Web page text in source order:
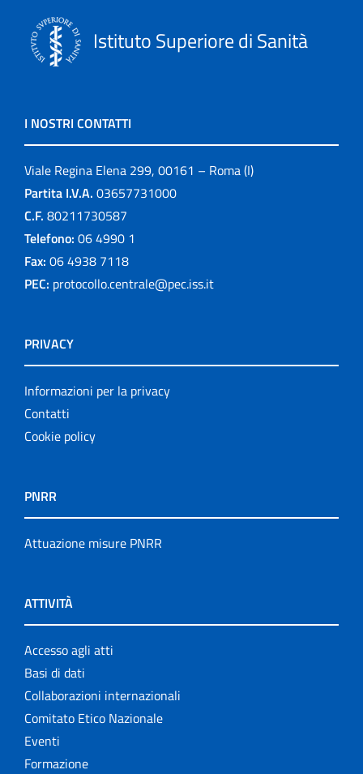
Istituto Superiore di Sanità
I NOSTRI CONTATTI
Viale Regina Elena 299, 00161 – Roma (I)
Partita I.V.A. 03657731000
C.F. 80211730587
Telefono: 06 4990 1
Fax: 06 4938 7118
PEC: protocollo.centrale@pec.iss.it
PRIVACY
Informazioni per la privacy
Contatti
Cookie policy
PNRR
Attuazione misure PNRR
ATTIVITÀ
Accesso agli atti
Basi di dati
Collaborazioni internazionali
Comitato Etico Nazionale
Eventi
Formazione